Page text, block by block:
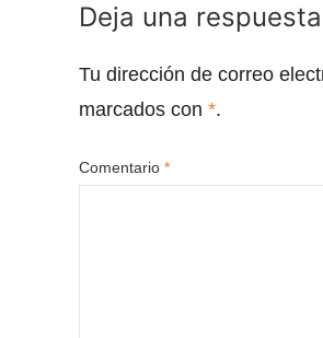
Deja una respuesta
Tu dirección de correo
marcados con *.
Comentario *